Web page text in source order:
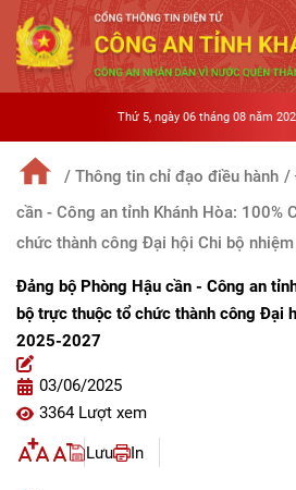
Thứ 5, ngày 06 tháng 08 năm
/ Thông tin chỉ đạo điều hành /
cần - Công an tỉnh Khánh Hòa: 100%
chức thành công Đại hội Chi bộ
Đảng bộ Phòng Hậu cần - Công an
bộ trực thuộc tổ chức thành công Đại
2025-2027
03/06/2025
3364 Lượt xem
Lưu In